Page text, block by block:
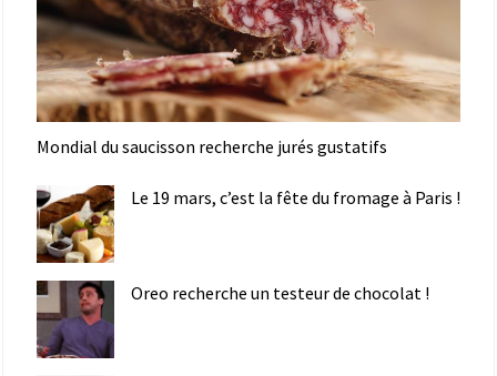
Mondial du saucisson recherche jurés gustatifs
Le 19 mars, c’est la fête du fromage à Paris !
Oreo recherche un testeur de chocolat !